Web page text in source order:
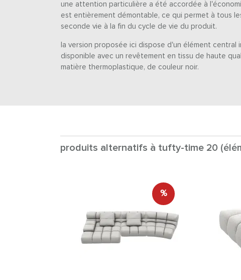
une attention particulière a été accordée à
est entièrement démontable, ce qui permet à tous
seconde vie à la fin du cycle de vie du produit.
la version proposée ici dispose d'un élément
disponible avec un revêtement en tissu de haute
matière thermoplastique, de couleur noir.
produits alternatifs à tufty-time 20
%